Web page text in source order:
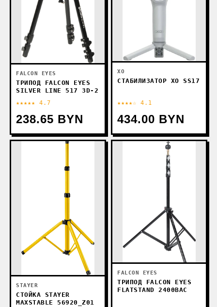
FALCON EYES
ТРИПОД FALCON EYES
SILVER LINE 517 3D-2
★★★★★ 4.7
238.65 BYN
XO
СТАБИЛИЗАТОР XO SS17
★★★★☆ 4.1
434.00 BYN
STAYER
СТОЙКА STAYER
MAXSTABLE 56920_Z01
FALCON EYES
ТРИПОД FALCON EYES
FLATSTAND 2400BAC